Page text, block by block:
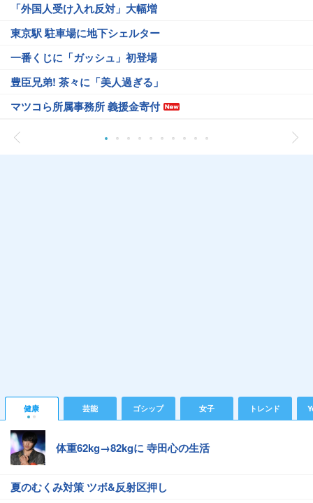
「外国人受け入れ反対」大幅増
東京駅 駐車場に地下シェルター
一番くじに「ガッシュ」初登場
豊臣兄弟! 茶々に「美人過ぎる」
マツコら所属事務所 義援金寄付
健康 芸能 ゴシップ 女子 トレンド
体重62kg→82kgに 寺田心の生活
夏のむくみ対策 ツボ&反射区押し